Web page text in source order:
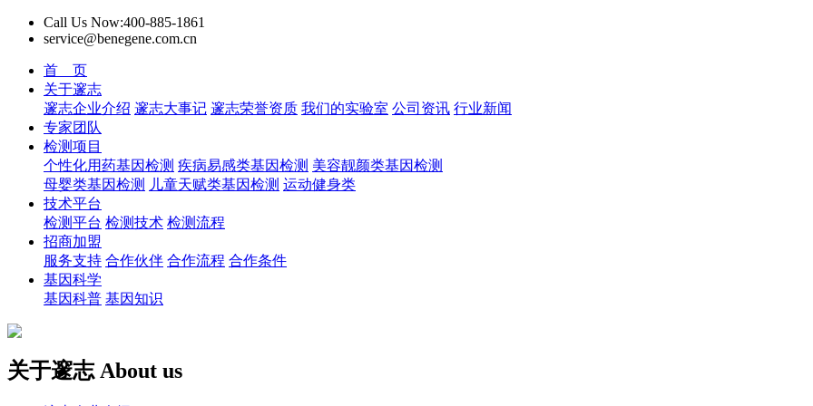
Call Us Now:400-885-1861
service@benegene.com.cn
首 页
关于邃志
邃志企业介绍 邃志大事记 邃志荣誉资质 我们的实验室 公司资讯 行业新闻
专家团队
检测项目
个性化用药基因检测 疾病易感类基因检测 美容靓颜类基因检测
母婴类基因检测
儿童天赋类基因检测 运动健身类
技术平台
检测平台 检测技术 检测流程
招商加盟
服务支持 合作伙伴 合作流程 合作条件
基因科学
基因科普 基因知识
关于邃志 About us